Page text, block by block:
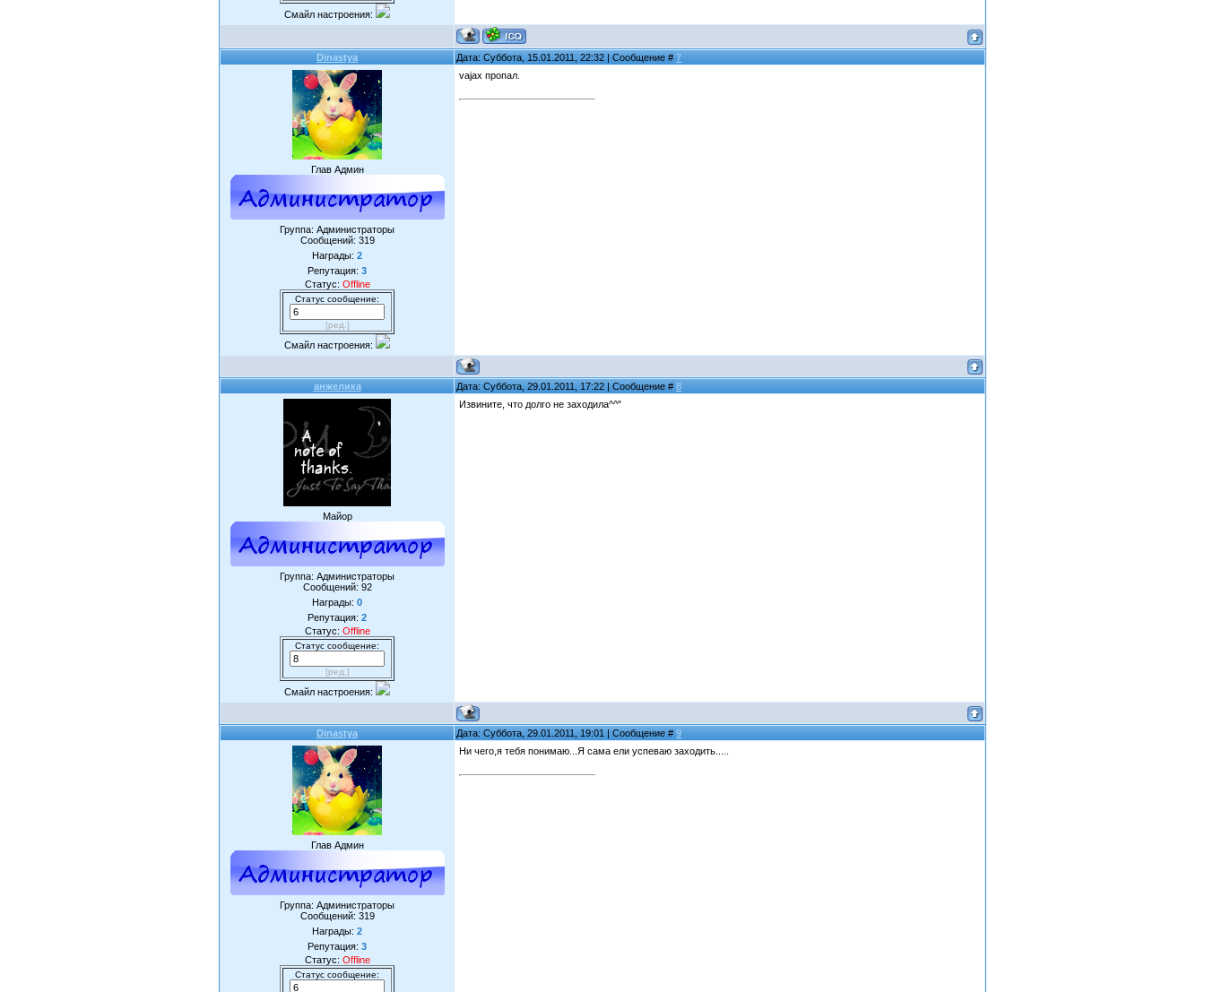
Смайл настроения:
Dinastya Дата: Суббота, 15.01.2011, 22:32 | Сообщение # 7
Глав Админ
Группа: Администраторы
Сообщений: 319
Награды: 2
Репутация: 3
Статус: Offline
Статус сообщение:
[ред.]
Смайл настроения:
vajax пропал.
анжелика Дата: Суббота, 29.01.2011, 17:22 | Сообщение # 8
Майор
Группа: Администраторы
Сообщений: 92
Награды: 0
Репутация: 2
Статус: Offline
Статус сообщение:
[ред.]
Смайл настроения:
Извините, что долго не заходила^^"
Dinastya Дата: Суббота, 29.01.2011, 19:01 | Сообщение # 9
Глав Админ
Группа: Администраторы
Сообщений: 319
Награды: 2
Репутация: 3
Статус: Offline
Статус сообщение:
Ни чего,я тебя понимаю...Я сама ели успеваю заходить.....